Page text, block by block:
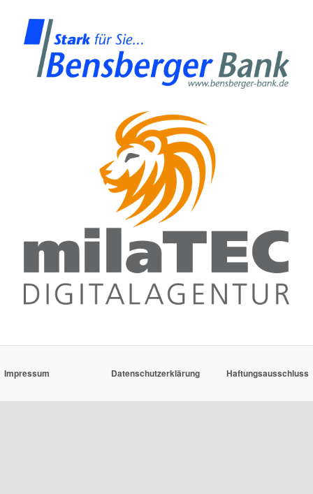
Impressum Datenschutzerklärung Haftungsausschluss